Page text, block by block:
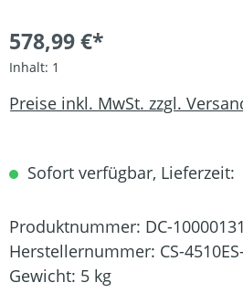
578,99 €*
Inhalt: 1
Preise inkl. MwSt. zzgl.
Sofort verfügbar, Lieferzeit:
Produktnummer: DC-
Herstellernummer: CS-
Gewicht: 5 kg